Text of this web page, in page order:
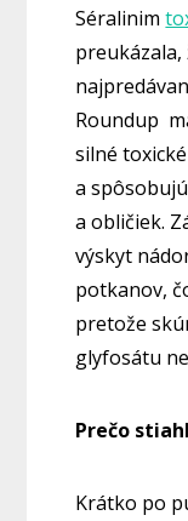
Séralinim
Roundup
silné
a
a obličiek.
výskyt
potkanov,
pretože
glyfosátu
Prečo
Krátko po